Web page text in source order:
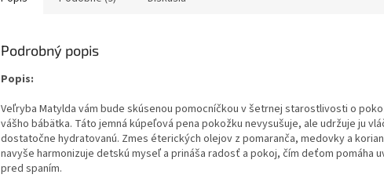
Podrobný popis
Popis:
Veľryba Matylda vám bude skúsenou pomocníčkou v šetrnej starostlivosti o
vášho bábätka. Táto jemná kúpeľová pena pokožku nevysušuje, ale udržuje ju
dostatočne hydratovanú. Zmes éterických olejov z pomaranča, medovky a
navyše harmonizuje detskú myseľ a prináša radosť a pokoj, čím deťom pomáha
pred spaním.